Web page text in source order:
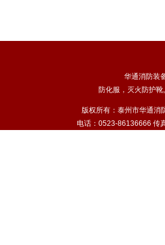
华通消防装
防化服 ， 灭火防护靴,
版权所有：泰州市华通消
电话：0523-86136666 传